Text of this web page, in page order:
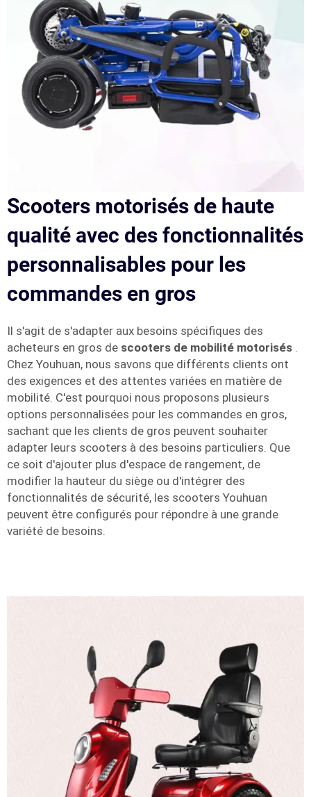
Scooters motorisés de haute
qualité avec des fonctionnalités
personnalisables pour les
commandes en gros
Il s'agit de s'adapter aux besoins spécifiques des
acheteurs en gros de scooters de mobilité motorisés .
Chez Youhuan, nous savons que différents clients ont
des exigences et des attentes variées en matière de
mobilité. C'est pourquoi nous proposons plusieurs
options personnalisées pour les commandes en gros,
sachant que les clients de gros peuvent souhaiter
adapter leurs scooters à des besoins particuliers. Que
ce soit d'ajouter plus d'espace de rangement, de
modifier la hauteur du siège ou d'intégrer des
fonctionnalités de sécurité, les scooters Youhuan
peuvent être configurés pour répondre à une grande
variété de besoins.